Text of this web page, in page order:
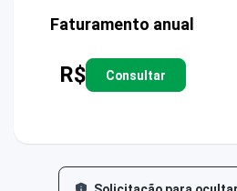
Faturamento anual
R$ Consultar